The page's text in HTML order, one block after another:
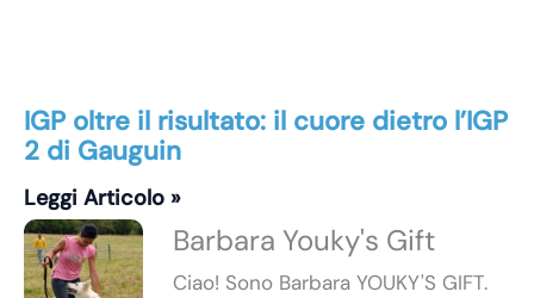
IGP oltre il risultato: il cuore dietro l’IGP
2 di Gauguin
Leggi Articolo »
Barbara Youky's Gift
Ciao! Sono Barbara YOUKY'S GIFT.